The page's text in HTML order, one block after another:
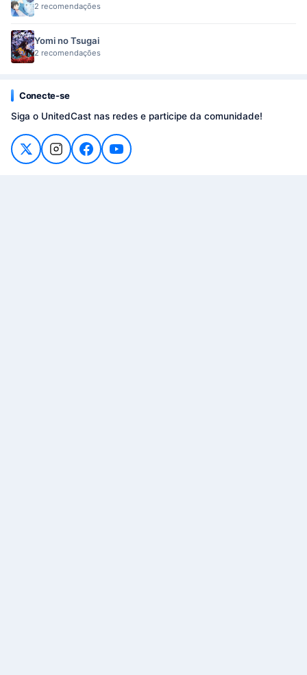
2 recomendações
Yomi no Tsugai
2 recomendações
Conecte-se
Siga o UnitedCast nas redes e participe da comunidade!